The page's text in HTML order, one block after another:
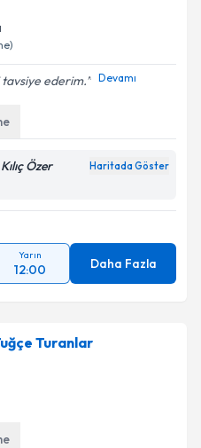
ederim. Devamı
Özer Haritada Göster
Yarın
12:00 Daha Fazla
Turanlar